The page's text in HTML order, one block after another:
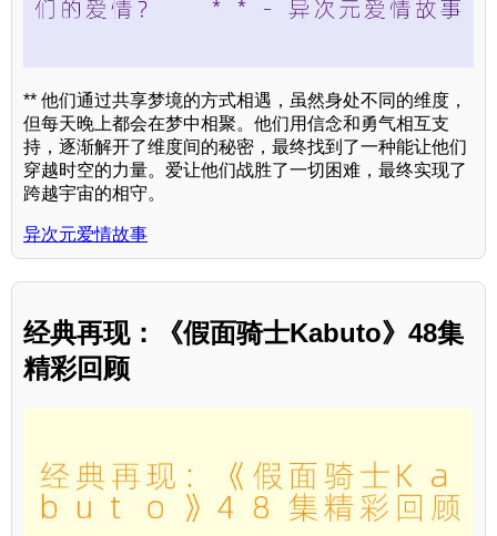
** 他们通过共享梦境的方式相遇，虽然身处不同的维度，
但每天晚上都会在梦中相聚。他们用信念和勇气相互支
持，逐渐解开了维度间的秘密，最终找到了一种能让他们
穿越时空的力量。爱让他们战胜了一切困难，最终实现了
跨越宇宙的相守。
异次元爱情故事
经典再现：《假面骑士Kabuto》48集
精彩回顾